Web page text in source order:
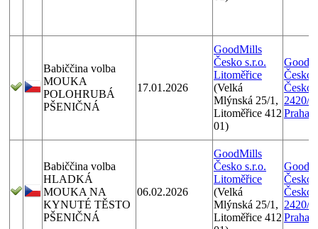
Babiččina volba
MOUKA
POLOHRUBÁ
PŠENIČNÁ
17.01.2026
GoodMills
Česko s.r.o.
Litoměřice
(Velká
Mlýnská 25/1,
Litoměřice 412
01)
Česko
2420/
Praha 9
Babiččina volba
HLADKÁ
MOUKA NA
KYNUTÉ TĚSTO
PŠENIČNÁ
06.02.2026
GoodMills
Česko s.r.o.
Litoměřice
(Velká
Mlýnská 25/1,
Litoměřice 412
Česko
2420/
Praha 9